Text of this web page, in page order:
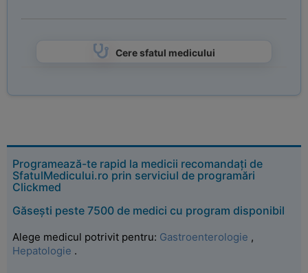
Cere sfatul medicului
Programează-te rapid la medicii recomandați de
SfatulMedicului.ro prin serviciul de programări
Clickmed
Găsești peste 7500 de medici cu program disponibil
Alege medicul potrivit pentru: Gastroenterologie ,
Hepatologie .